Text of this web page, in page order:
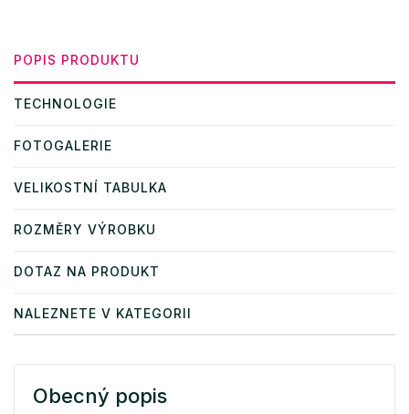
POPIS PRODUKTU
TECHNOLOGIE
FOTOGALERIE
VELIKOSTNÍ TABULKA
ROZMĚRY VÝROBKU
DOTAZ NA PRODUKT
NALEZNETE V KATEGORII
Obecný popis